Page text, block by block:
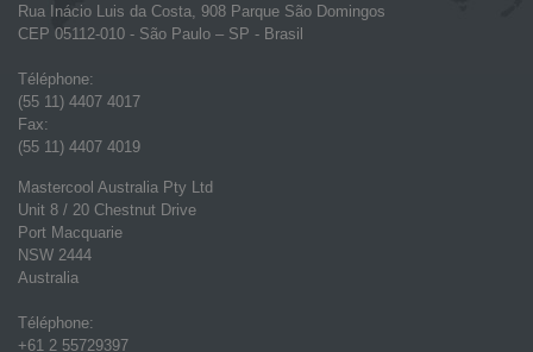
Rua Inácio Luis da Costa, 908 Parque São Domingos
CEP 05112-010 - São Paulo – SP - Brasil
Téléphone:
(55 11) 4407 4017
Fax:
(55 11) 4407 4019
Mastercool Australia Pty Ltd
Unit 8 / 20 Chestnut Drive
Port Macquarie
NSW 2444
Australia
Téléphone:
+61 2 55729397